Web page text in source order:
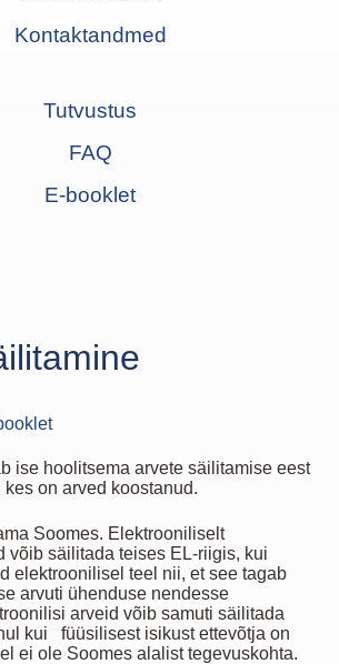
Kontaktandmed
Tutvustus
FAQ
E-booklet
ise hoolitsema arvete säilitamise eest
on arved koostanud.
Soomes. Elektrooniliselt
võib säilitada teises EL-riigis, kui
elektroonilisel teel nii, et see tagab
arvuti ühenduse nendesse
arveid võib samuti säilitada
kui füüsilisest isikust ettevõtja on
ei ole Soomes alalist tegevuskohta.